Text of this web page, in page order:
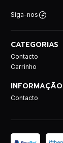
Siga-nos
CATEGORIAS
Contacto
Carrinho
INFORMAÇÃO
Contacto